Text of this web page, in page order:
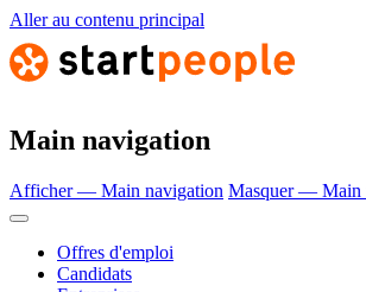
Aller au contenu principal
Main navigation
Afficher — Main navigation Masquer — Main
Offres d'emploi
Candidats